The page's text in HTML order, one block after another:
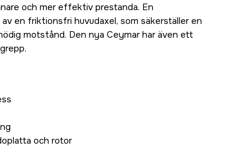
och mer effektiv prestanda. En
en friktionsfri huvudaxel, som säkerställer en
motstånd. Den nya Ceymar har även ett
och rotor